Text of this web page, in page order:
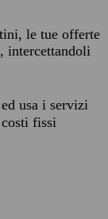
le tue offerte
intercettandoli
ed usa i servizi
fissi